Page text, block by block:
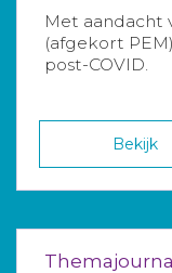
Met aandacht
(afgekort
post-COVID.
Bekijk